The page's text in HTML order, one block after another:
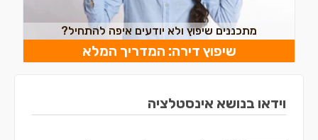
מתכננים שיפוץ ולא יודעים איפה להתחיל?
שיפוץ דירה: המדריך המלא
וידאו בנושא אינסטלציה